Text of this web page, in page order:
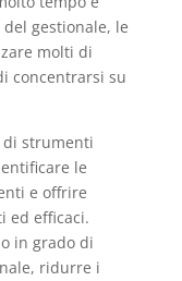
gestionale, le
molti di
concentrarsi su
di strumenti
le
e offrire
ed efficaci.
in grado di
ridurre i